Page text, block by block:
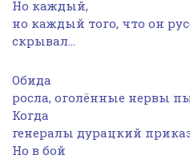
Но каждый,
но каждый того, что он
скрывал…
Обида
росла, оголённые нервы
Когда
генералы дурацкий
Но в бой